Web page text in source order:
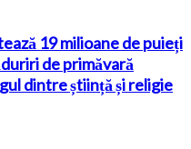
19 milioane de puieți
de primăvară
dintre știință și religie